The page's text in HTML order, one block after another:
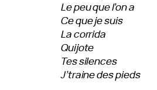
Le peu que l’on a
Ce que je suis
La corrida
Quijote
Tes silences
J’traine des pieds